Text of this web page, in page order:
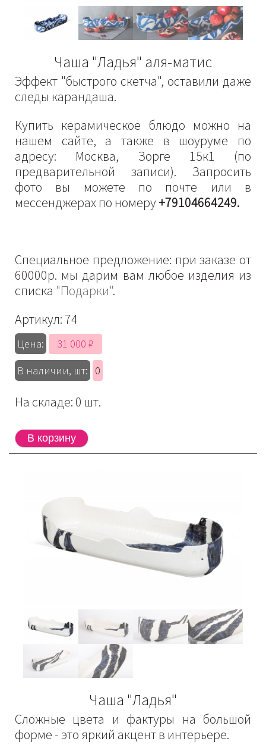
Чаша "Ладья" аля-матис
Эффект "быстрого скетча", оставили даже
следы карандаша.
Купить керамическое блюдо можно на
нашем сайте, а также в шоуруме по
адресу: Москва, Зорге 15к1 (по
предварительной записи). Запросить
фото вы можете по почте или в
мессенджерах по номеру+79104664249.
Специальное предложение: при заказе от
60000р. мы дарим вам любое изделия из
списка "Подарки".
Артикул:74
Цена:
31 000 ₽
В наличии, шт:
0
На складе: 0 шт.
Чаша "Ладья"
Сложные цвета и фактуры на большой
форме - это яркий акцент в интерьере.